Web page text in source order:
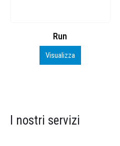
Cuffia Poliestere
Inizia a Personalizzare
I nostri servizi